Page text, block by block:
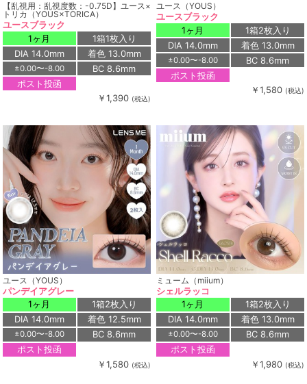
【乱視用：乱視度数：-0.75D】ユース×
トリカ（YOUS×TORICA）
ユースブラック
1ヶ月
1箱1枚入り
DIA 14.0mm
着色 13.0mm
±0.00〜-8.00
BC 8.6mm
ポスト投函
￥1,390 (税込)
ユース（YOUS）
ユースブラック
1ヶ月
1箱2枚入り
DIA 14.0mm
着色 13.0mm
±0.00〜-8.00
BC 8.6mm
ポスト投函
￥1,580 (税込)
ユース（YOUS）
パンデイアグレー
1ヶ月
1箱2枚入り
DIA 14.0mm
着色 12.5mm
±0.00〜-8.00
BC 8.6mm
ポスト投函
￥1,580 (税込)
ミューム（miium）
シェルラッコ
1ヶ月
1箱2枚入り
DIA 14.0mm
着色 13.0mm
±0.00〜-8.00
BC 8.6mm
ポスト投函
￥1,980 (税込)